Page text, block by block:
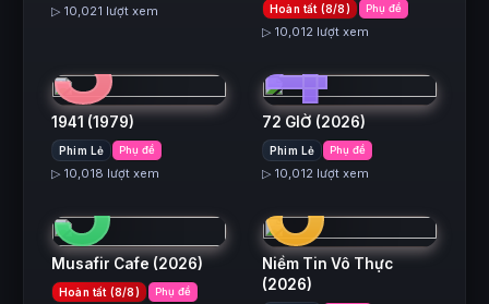
▷ 10,021 lượt xem Hoàn tất (8/8) Phụ đề
▷ 10,012 lượt xem
3
1941 (1979)
Phim Lẻ Phụ đề
▷ 10,018 lượt xem
4
72 GIỜ (2026)
Phim Lẻ Phụ đề
▷ 10,012 lượt xem
5
Musafir Cafe (2026)
Hoàn tất (8/8) Phụ đề
6
Niềm Tin Vô Thực
(2026)